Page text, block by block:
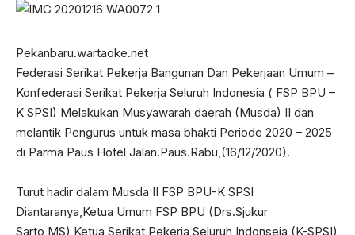
Pekanbaru.wartaoke.net
Federasi Serikat Pekerja Bangunan Dan Pekerjaan Umum –
Konfederasi Serikat Pekerja Seluruh Indonesia ( FSP BPU –
K SPSI) Melakukan Musyawarah daerah (Musda) II dan
melantik Pengurus untuk masa bhakti Periode 2020 – 2025
di Parma Paus Hotel Jalan.Paus.Rabu,(16/12/2020).
Turut hadir dalam Musda II FSP BPU-K SPSI
Diantaranya,Ketua Umum FSP BPU (Drs.Sjukur
Sarto,MS),Ketua Serikat Pekerja Seluruh Indonseia (K-SPSI)